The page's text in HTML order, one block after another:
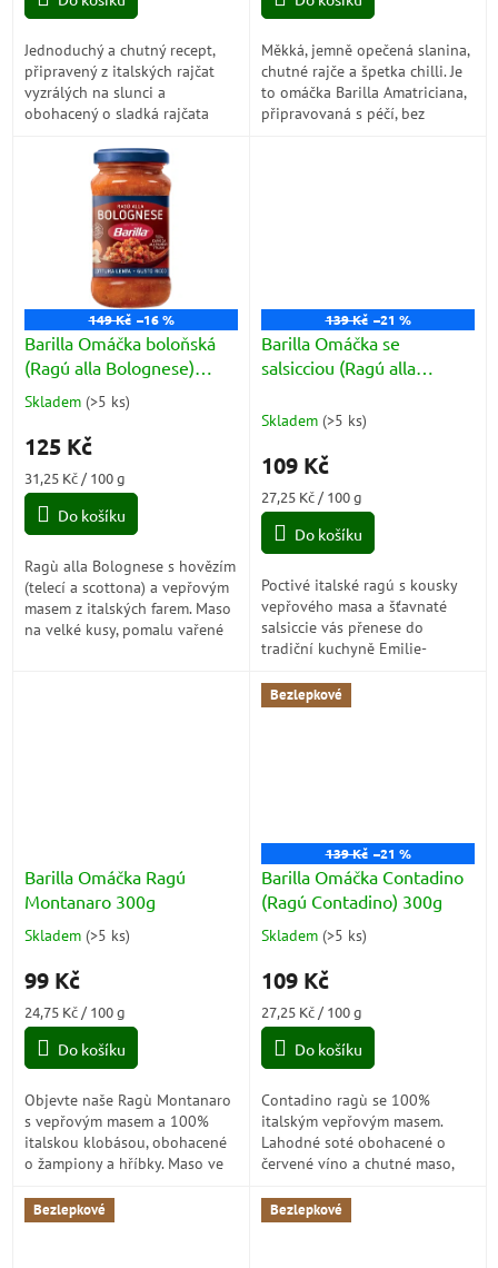
5
Jednoduchý a chutný recept,
připravený z italských rajčat
vyzrálých na slunci a
obohacený o sladká rajčata
Barilla, připravená podle
tradice, bez...
5
Měkká, jemně opečená slanina,
chutné rajče a špetka chilli. Je
to omáčka Barilla Amatriciana,
připravovaná s péčí, bez
149 Kč –16 %
Barilla Omáčka boloňská
(Ragú alla Bolognese)
300g
Průměrné
produktu
5,0
5
Skladem (>5 ks)
125 Kč
Měrná
cena:
31,25 Kč / 100 g
Do košíku
Ragù alla Bolognese s hovězím
(telecí a scottona) a vepřovým
masem z italských farem. Maso
na velké kusy, pomalu vařené
139 Kč –21 %
Barilla Omáčka se
salsicciou (Ragú alla
Skladem (>5 ks)
109 Kč
Měrná
cena:
27,25 Kč / 100 g
Do košíku
Poctivé italské ragú s kousky
vepřového masa a šťavnaté
salsiccie vás přenese do
tradiční kuchyně Emilie-
pomalu a s láskou. Intenzivní
chuť masa,...
Barilla Omáčka Ragú
Montanaro 300g
Průměrné
produktu
5,0
5
Skladem (>5 ks)
99 Kč
Měrná
cena:
24,75 Kč / 100 g
Do košíku
Objevte naše Ragù Montanaro
s vepřovým masem a 100%
italskou klobásou, obohacené
o žampiony a hříbky. Maso ve
pro chuťový zážitek!
Bezlepkové
139 Kč –21 %
Barilla Omáčka Contadino
(Ragú Contadino) 300g
Průměrné
produktu
5,0
5
Skladem (>5 ks)
109 Kč
Měrná
cena:
27,25 Kč / 100 g
Do košíku
Contadino ragù se 100%
italským vepřovým masem.
Lahodné soté obohacené o
červené víno a chutné maso,
pro nezapomenutelný zážitek!
Bezlepkové Bezlepkové